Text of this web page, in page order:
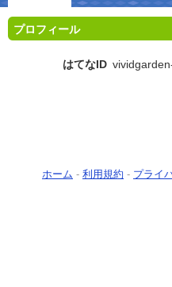
プロフィール
はてなID
ホーム - 利用規約 - プライ